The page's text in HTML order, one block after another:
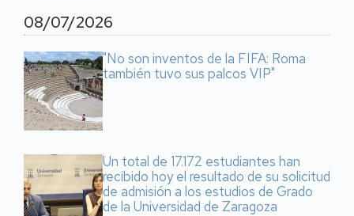
08/07/2026
"No son inventos de la FIFA: Roma
también tuvo sus palcos VIP"
Un total de 17.172 estudiantes han
recibido hoy el resultado de su solicitud
de admisión a los estudios de Grado
de la Universidad de Zaragoza